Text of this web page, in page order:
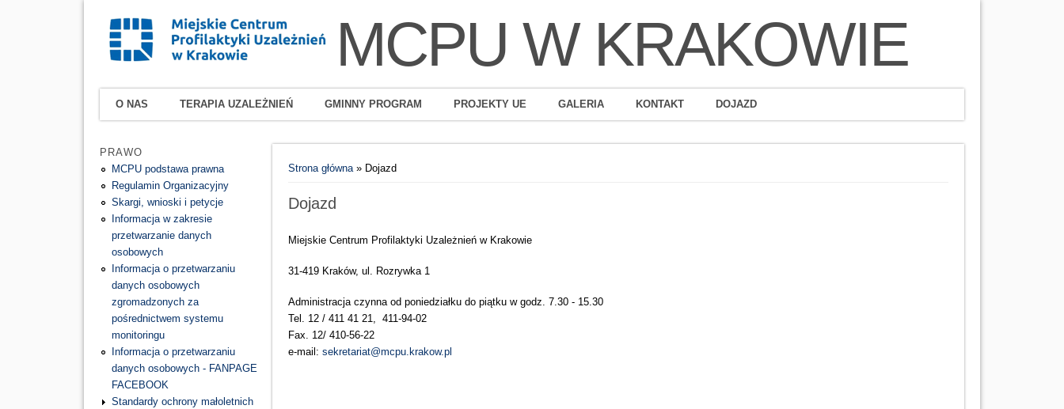
MCPU W KRAKOWIE
O NAS TERAPIA UZALEŻNIEŃ GMINNY PROGRAM PROJEKTY UE GALERIA KONTAKT DOJAZD
Strona główna» Dojazd
Dojazd
Miejskie Centrum Profilaktyki Uzależnień w Krakowie
31-419 Kraków, ul. Rozrywka 1
Administracja czynna od poniedziałku do piątku w godz. 7.30 - 15.30
Tel. 12 / 411 41 21, 411-94-02
Fax. 12/ 410-56-22
e-mail:sekretariat@mcpu.krakow.pl
PRAWO
MCPU podstawa prawna
Regulamin Organizacyjny
Skargi, wnioski i petycje
Informacja w zakresie
przetwarzanie danych
osobowych
Informacja o przetwarzaniu
danych osobowych
zgromadzonych za
pośrednictwem systemu
monitoringu
Informacja o przetwarzaniu
danych osobowych - FANPAGE
FACEBOOK
Standardy ochrony małoletnich